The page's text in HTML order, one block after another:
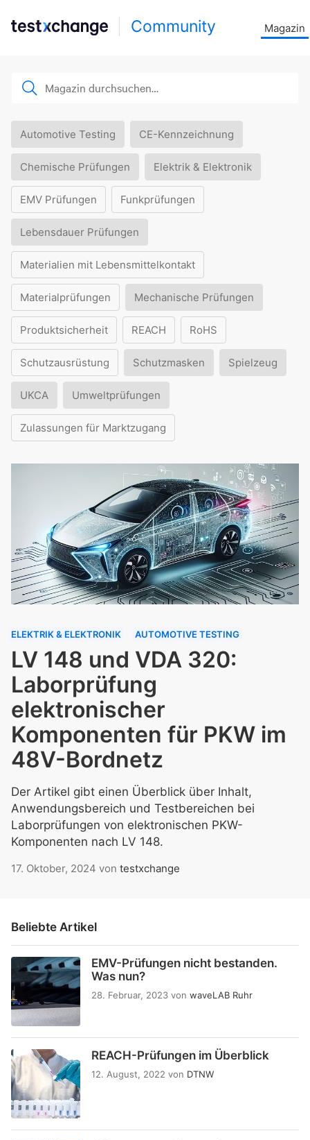
Community Magazin
Automotive Testing CE-Kennzeichnung
Chemische Prüfungen Elektrik & Elektronik
EMV Prüfungen Funkprüfungen
Lebensdauer Prüfungen
Materialien mit Lebensmittelkontakt
Materialprüfungen Mechanische Prüfungen
Produktsicherheit REACH RoHS
Schutzausrüstung Schutzmasken Spielzeug
UKCA Umweltprüfungen
Zulassungen für Marktzugang
ELEKTRIK & ELEKTRONIK AUTOMOTIVE TESTING
LV 148 und VDA 320:
Laborprüfung
elektronischer
Komponenten für PKW im
48V-Bordnetz
Der Artikel gibt einen Überblick über Inhalt,
Anwendungsbereich und Testbereichen bei
Laborprüfungen von elektronischen PKW-
Komponenten nach LV 148.
17. Oktober, 2024 von testxchange
Beliebte Artikel
EMV-Prüfungen nicht bestanden.
Was nun?
28. Februar, 2023 von waveLAB Ruhr
REACH-Prüfungen im Überblick
12. August, 2022 von DTNW